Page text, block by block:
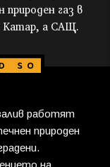
природен газ в
Катар, а САЩ.
работят
природен